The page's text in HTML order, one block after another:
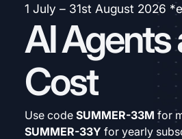
1 July – 31st August 2026
AI Agents
Cost
Use code SUMMER-33M for
SUMMER-33Y for yearly